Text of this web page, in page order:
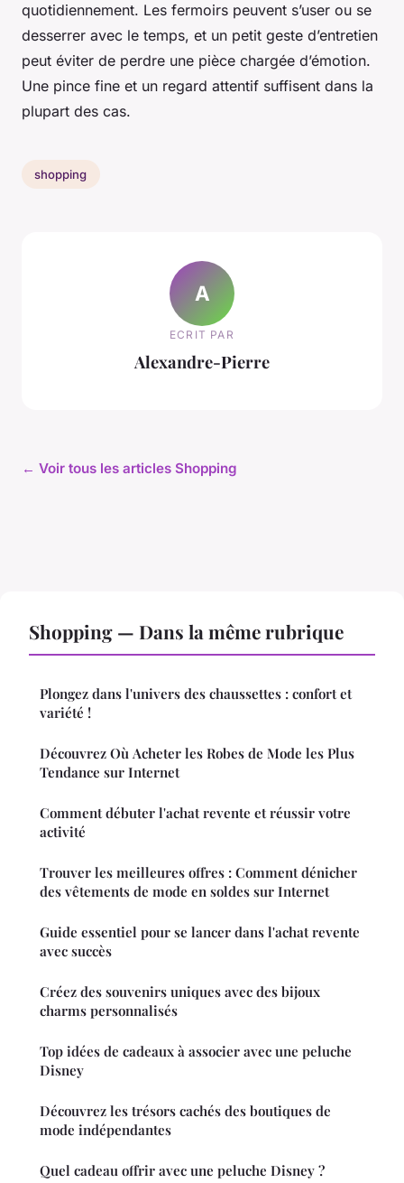
quotidiennement. Les fermoirs peuvent s’user ou se
desserrer avec le temps, et un petit geste d’entretien
peut éviter de perdre une pièce chargée d’émotion.
Une pince fine et un regard attentif suffisent dans la
plupart des cas.
shopping
A
ECRIT PAR
Alexandre-Pierre
← Voir tous les articles Shopping
Shopping — Dans la même rubrique
Plongez dans l'univers des chaussettes : confort et
variété !
Découvrez Où Acheter les Robes de Mode les Plus
Tendance sur Internet
Comment débuter l'achat revente et réussir votre
activité
Trouver les meilleures offres : Comment dénicher
des vêtements de mode en soldes sur Internet
Guide essentiel pour se lancer dans l'achat revente
avec succès
Créez des souvenirs uniques avec des bijoux
charms personnalisés
Top idées de cadeaux à associer avec une peluche
Disney
Découvrez les trésors cachés des boutiques de
mode indépendantes
Quel cadeau offrir avec une peluche Disney ?